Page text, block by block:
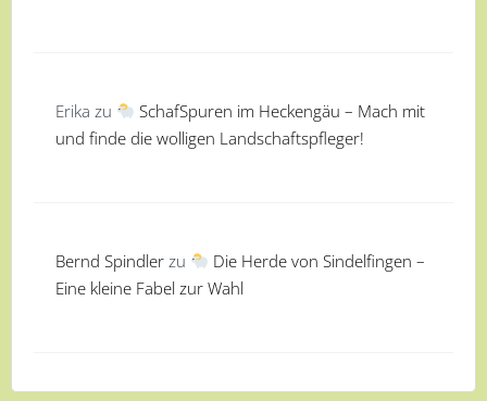
Erika zu
SchafSpuren im Heckengäu – Mach mit
und finde die wolligen Landschaftspfleger!
Bernd Spindler zu
Die Herde von Sindelfingen –
Eine kleine Fabel zur Wahl